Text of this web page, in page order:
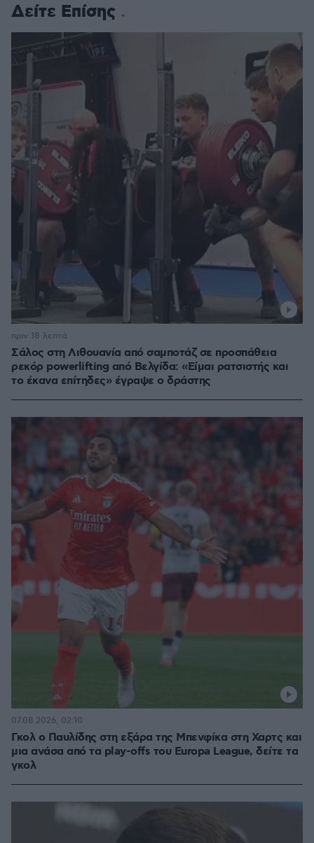
Δείτε Επίσης
Σάλος στη Λιθουανία από σαμποτάζ σε προσπάθεια
ρεκόρ powerlifting από Βελγίδα: «Είμαι ρατσιστής και
το έκανα επίτηδες» έγραψε ο δράστης
πριν 18 λεπτά
Γκολ ο Παυλίδης στη εξάρα της Μπενφίκα στη Χαρτς και
μια ανάσα από τα play-offs του Europa League, δείτε τα
γκολ
07.08.2026, 02:10